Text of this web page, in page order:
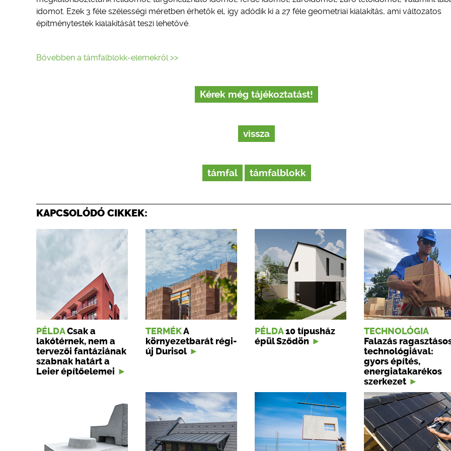
idomot. Ezek 3 féle szélességi méretben érhetők el, így adódik ki a 27 féle geometriai kialakítás, ami változatos
építménytestek kialakítását teszi lehetővé.
Bővebben a támfalblokk-elemekről >>
Kérek még tájékoztatást!
vissza
támfal támfalblokk
KAPCSOLÓDÓ CIKKEK:
PÉLDA Csak a
lakótérnek, nem a
tervezői fantáziának
szabnak határt a
Leier építőelemei
TERMÉKA
környezetbarát régi-
új Durisol
PÉLDA 10 típusház
épül Sződön
TECHNOLÓGIA
Falazás
technológiával:
gyors építés,
energiatakarékos
szerkezet